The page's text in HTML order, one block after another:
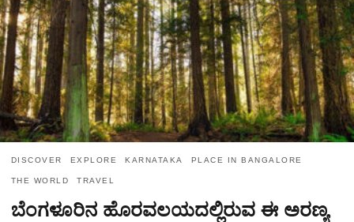
DISCOVER EXPLORE KARNATAKA PLACE IN BANGALORE
THE WORLD TRAVEL
ಬೆಂಗಳೂರಿನ ಹೊರವಲಯದಲ್ಲಿರುವ ಈ ಅರಣ್ಯ